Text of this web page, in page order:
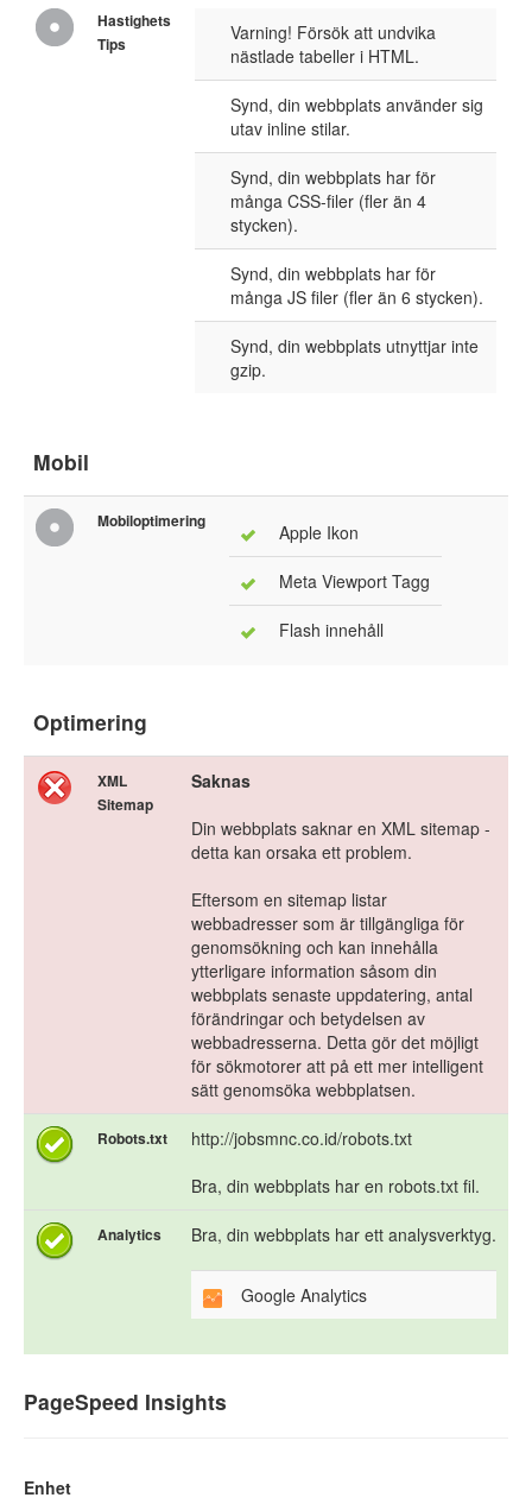
Hastighets
Tips
Varning! Försök att undvika
nästlade tabeller i HTML.
Synd, din webbplats använder sig
utav inline stilar.
Synd, din webbplats har för
många CSS-filer (fler än 4
stycken).
Synd, din webbplats har för
många JS filer (fler än 6 stycken).
Synd, din webbplats utnyttjar inte
gzip.
Mobil
Mobiloptimering Apple Ikon
Meta Viewport Tagg
Flash innehåll
Optimering
XML
Sitemap
Saknas
Din webbplats saknar en XML sitemap -
detta kan orsaka ett problem.
Eftersom en sitemap listar
webbadresser som är tillgängliga för
genomsökning och kan innehålla
ytterligare information såsom din
webbplats senaste uppdatering, antal
förändringar och betydelsen av
webbadresserna. Detta gör det möjligt
för sökmotorer att på ett mer intelligent
sätt genomsöka webbplatsen.
Robots.txt
http://jobsmnc.co.id/robots.txt
Bra, din webbplats har en robots.txt fil.
Analytics Bra, din webbplats har ett analysverktyg.
Google Analytics
PageSpeed Insights
Enhet